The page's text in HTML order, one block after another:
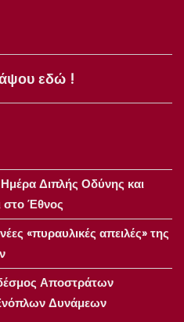
εδώ !
Ημέρα Διπλής Οδύνης και
στο Έθνος
«πυραυλικές απειλές» της
Αποστράτων
Δυνάμεων